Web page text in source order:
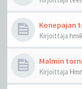
Konepajan
Kirjoittaja
Malmin
Kirjoittaja